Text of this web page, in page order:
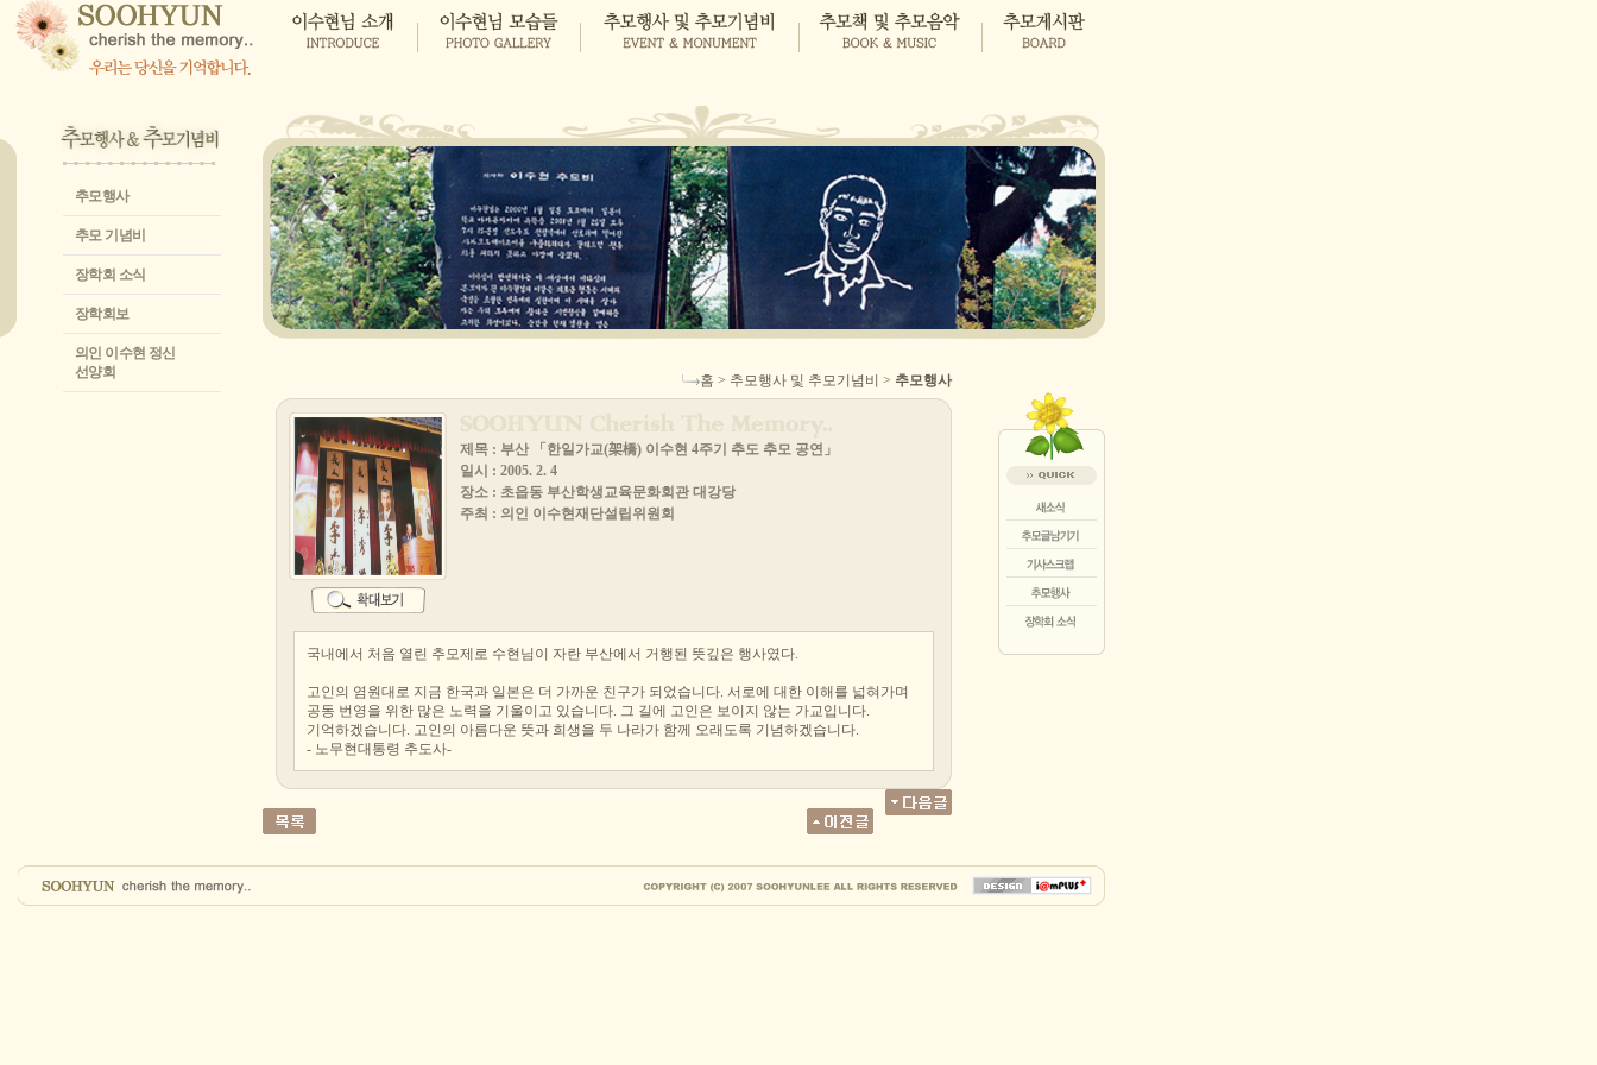
추모행사
추모 기념비
장학회 소식
장학회보
의인 이수현 정신
선양회
홈 > 추모행사 및 추모기념비 > 추모행사
제목 : 부산 「한일가교(架橋) 이수현 4주기 추도 추모 공연」
일시 : 2005. 2. 4
장소 : 초읍동 부산학생교육문화회관 대강당
주최 : 의인 이수현재단설립위원회
국내에서 처음 열린 추모제로 수현님이 자란 부산에서 거행된 뜻깊은 행사였다.
고인의 염원대로 지금 한국과 일본은 더 가까운 친구가 되었습니다. 서로에 대한 이해를 넓혀가며
공동 번영을 위한 많은 노력을 기울이고 있습니다. 그 길에 고인은 보이지 않는 가교입니다.
기억하겠습니다. 고인의 아름다운 뜻과 희생을 두 나라가 함께 오래도록 기념하겠습니다.
- 노무현대통령 추도사-